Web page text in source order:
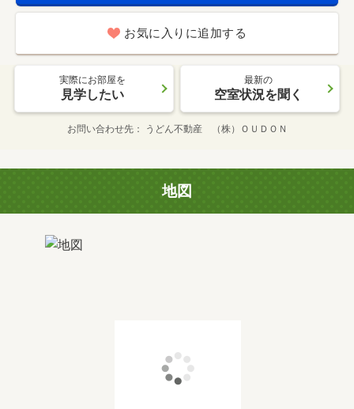
お気に入りに追加する
実際にお部屋を
見学したい
最新の
空室状況を聞く
お問い合わせ先 うどん不動産 （株）ＯＵＤＯＮ
地図